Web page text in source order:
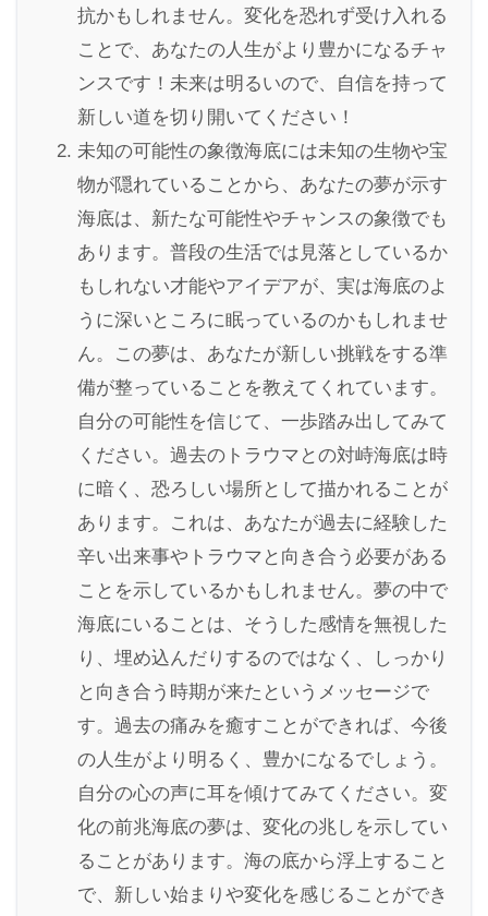
抗かもしれません。変化を恐れず受け入れる
ことで、あなたの人生がより豊かになるチャ
ンスです！未来は明るいので、自信を持って
新しい道を切り開いてください！
未知の可能性の象徴海底には未知の生物や宝
物が隠れていることから、あなたの夢が示す
海底は、新たな可能性やチャンスの象徴でも
あります。普段の生活では見落としているか
もしれない才能やアイデアが、実は海底のよ
うに深いところに眠っているのかもしれませ
ん。この夢は、あなたが新しい挑戦をする準
備が整っていることを教えてくれています。
自分の可能性を信じて、一歩踏み出してみて
ください。過去のトラウマとの対峙海底は時
に暗く、恐ろしい場所として描かれることが
あります。これは、あなたが過去に経験した
辛い出来事やトラウマと向き合う必要がある
ことを示しているかもしれません。夢の中で
海底にいることは、そうした感情を無視した
り、埋め込んだりするのではなく、しっかり
と向き合う時期が来たというメッセージで
す。過去の痛みを癒すことができれば、今後
の人生がより明るく、豊かになるでしょう。
自分の心の声に耳を傾けてみてください。変
化の前兆海底の夢は、変化の兆しを示してい
ることがあります。海の底から浮上すること
で、新しい始まりや変化を感じることができ